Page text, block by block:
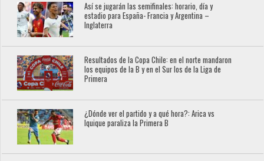
Así se jugarán las semifinales: horario, día y
estadio para España- Francia y Argentina –
Inglaterra
Resultados de la Copa Chile: en el norte mandaron
los equipos de la B y en el Sur los de la Liga de
Primera
¿Dónde ver el partido y a qué hora?: Arica vs
Iquique paraliza la Primera B